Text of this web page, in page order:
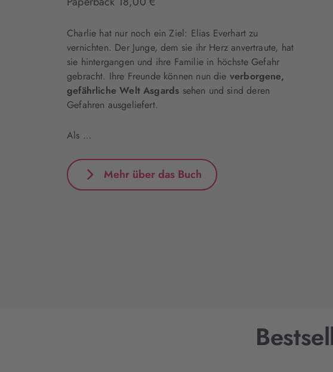
Charlie hat nur noch ein Ziel: Elias Everhart zu
vernichten. Der Junge, dem sie ihr Herz anvertraute, hat
sie hintergangen und ihre Familie in höchste Gefahr
gebracht. Ihre Freunde können nun die verborgene,
gefährliche Welt Asgards sehen und sind deren
Gefahren ausgeliefert.
Als …
Mehr über das Buch